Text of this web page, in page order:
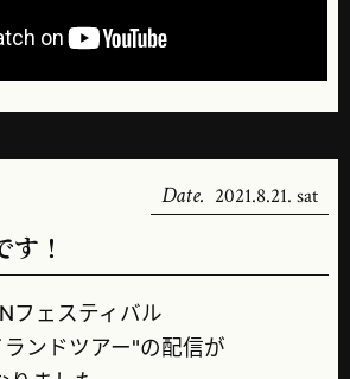
Date. 2021.8.21. sat
！
フェスティバル
ンドツアー"の配信が